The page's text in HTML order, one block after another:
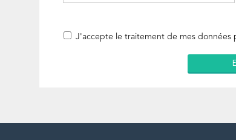
J'accepte le traitement de mes données